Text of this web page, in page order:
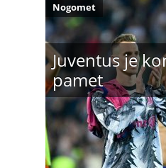
Juventus je
pamet
Nogomet